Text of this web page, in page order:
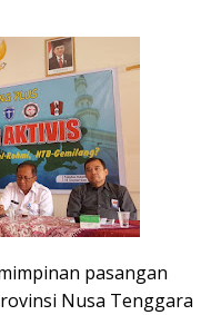
pasangan
Nusa Tenggara